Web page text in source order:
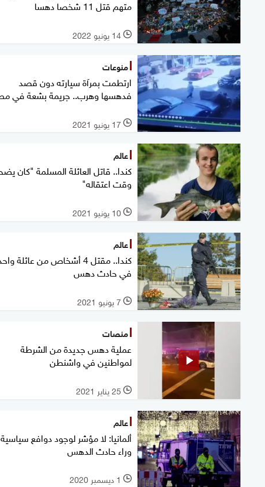
متهم قتل 11 شخصا دهسا
l 14 يونيو 2022
منوعات
ارتطمت بمرآة سيارته دون قصد
فدهسها وهرب.. جريمة بشعة في
l 17 يونيو 2021
عالم
كندا.. قاتل العائلة المسلمة "كان
وقت اعتقاله"
l 10 يونيو 2021
عالم
كندا.. مقتل 4 أشخاص من عائلة
في حادث دهس
l 7 يونيو 2021
منصات
عملية دهس جديدة من الشرطة
لمواطنين في واشنطن
l 25 يناير 2021
عالم
ألمانيا: لا مؤشر لوجود دوافع سياسية
وراء حادث الدهس
l 1 ديسمبر 2020